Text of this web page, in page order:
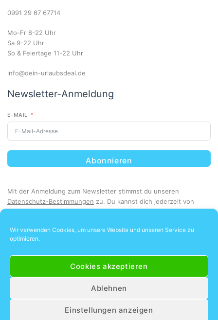
Wir verwenden Cookies, um unsere Website und unseren Service zu
optimieren.
Cookies akzeptieren
Ablehnen
Einstellungen anzeigen
0991 29 67 67714
Mo-Fr 8-22 Uhr
Sa 9-22 Uhr
So & Feiertage 11-22 Uhr
info@dein-urlaubsdeal.de
Unsere Kunden lieben uns
87 Bewertungen lesen
Newsletter-Anmeldung
E-MAIL
Abonnieren
Mit der Anmeldung zum Newsletter stimmst du unseren
Datenschutz-Bestimmungen zu. Du kannst dich jederzeit von